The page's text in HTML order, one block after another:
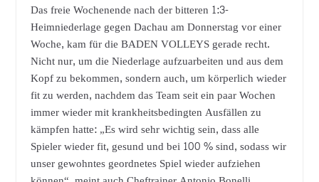
Das freie Wochenende nach der bitteren 1:3-
Heimniederlage gegen Dachau am Donnerstag vor einer
Woche, kam für die BADEN VOLLEYS gerade recht.
Nicht nur, um die Niederlage aufzuarbeiten und aus dem
Kopf zu bekommen, sondern auch, um körperlich wieder
fit zu werden, nachdem das Team seit ein paar Wochen
immer wieder mit krankheitsbedingten Ausfällen zu
kämpfen hatte: „Es wird sehr wichtig sein, dass alle
Spieler wieder fit, gesund und bei 100 % sind, sodass wir
unser gewohntes geordnetes Spiel wieder aufziehen